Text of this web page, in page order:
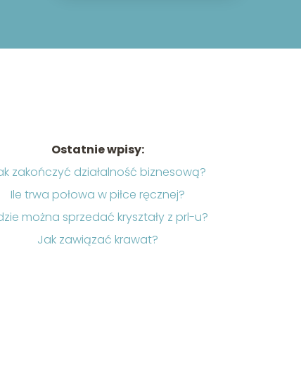
Ostatnie wpisy:
zakończyć działalność biznesową?
Ile trwa połowa w piłce ręcznej?
można sprzedać kryształy z prl-u?
Jak zawiązać krawat?